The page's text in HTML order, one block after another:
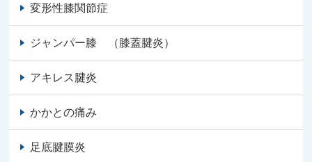
変形性膝関節症
ジャンパー膝 （膝蓋腱炎）
アキレス腱炎
かかとの痛み
足底腱膜炎